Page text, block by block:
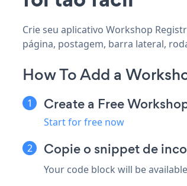
Crie seu aplicativo Workshop
página, postagem, barra lateral,
How To Add a
Create a Free
Start for free now
Copie o snippet de
Your code block will be